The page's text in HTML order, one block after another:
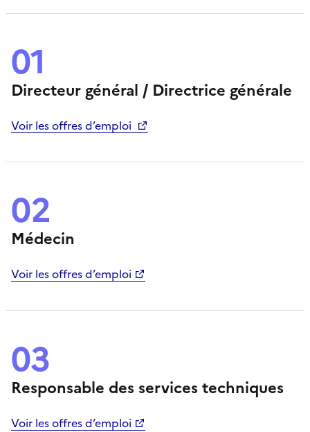
01
Directeur général / Directrice générale
Voir les offres d’emploi
02
Médecin
Voir les offres d’emploi
03
Responsable des services techniques
Voir les offres d’emploi